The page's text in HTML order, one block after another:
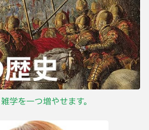
雑学を一つ増やせます。